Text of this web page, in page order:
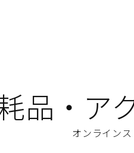
品・ア
オンラインス